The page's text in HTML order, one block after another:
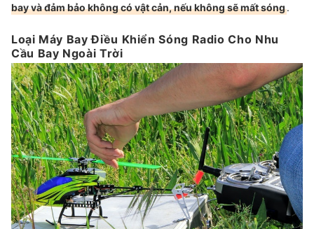
bay và đảm bảo không có vật cản, nếu không sẽ mất sóng.
Loại Máy Bay Điều Khiển Sóng Radio Cho Nhu
Cầu Bay Ngoài Trời